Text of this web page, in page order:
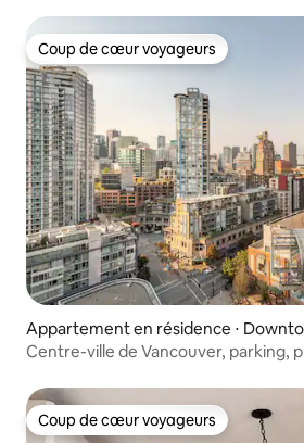
Coup de cœur voyageurs
Coup de cœur voyageurs
Appartement en résidence ⋅
ouver
Centre-ville de Vancouver, parking,
Coup de cœur voyageurs
Coup de cœur voyageurs